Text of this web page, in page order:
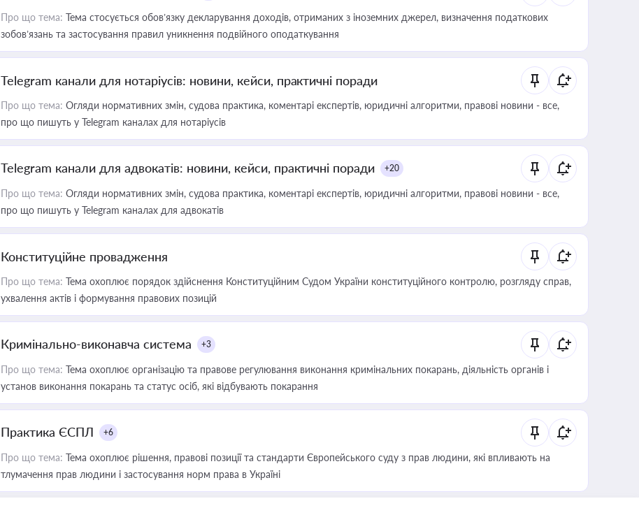
Про що тема: Тема стосується обов’язку декларування доходів, отриманих з іноземних джерел, визначення податкових
зобов’язань та застосування правил уникнення подвійного оподаткування
Telegram канали для нотаріусів: новини, кейси, практичні поради
Про що тема: Огляди нормативних змін, судова практика, коментарі експертів, юридичні алгоритми, правові новини - все,
про що пишуть у Telegram каналах для нотаріусів
Telegram канали для адвокатів: новини, кейси, практичні поради +20
Про що тема: Огляди нормативних змін, судова практика, коментарі експертів, юридичні алгоритми, правові новини - все,
про що пишуть у Telegram каналах для адвокатів
Конституційне провадження
Про що тема: Тема охоплює порядок здійснення Конституційним Судом України конституційного контролю, розгляду справ,
ухвалення актів і формування правових позицій
Кримінально-виконавча система +3
Про що тема: Тема охоплює організацію та правове регулювання виконання кримінальних покарань, діяльність органів і
установ виконання покарань та статус осіб, які відбувають покарання
Практика ЄСПЛ +6
Про що тема: Тема охоплює рішення, правові позиції та стандарти Європейського суду з прав людини, які впливають на
тлумачення прав людини і застосування норм права в Україні